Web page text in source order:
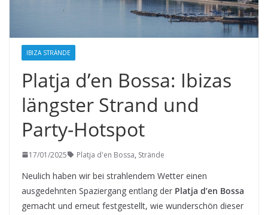
IBIZA STRÄNDE
Platja d’en Bossa: Ibizas
längster Strand und
Party-Hotspot
17/01/2025 Platja d'en Bossa, Strände
Neulich haben wir bei strahlendem Wetter einen
ausgedehnten Spaziergang entlang der Platja d’en Bossa
gemacht und erneut festgestellt, wie wunderschön dieser